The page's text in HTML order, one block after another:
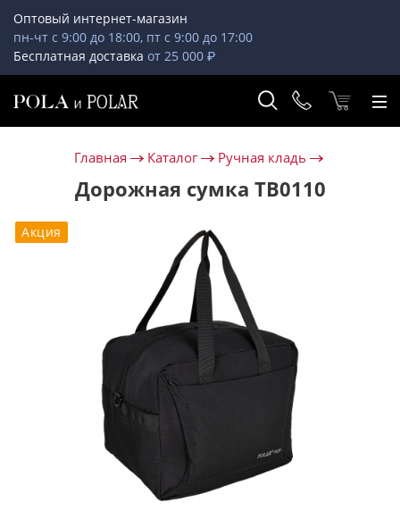
Оптовый интернет-магазин
пн-чт с 9:00 до 18:00, пт с 9:00 до 17:00
Бесплатная доставка от 25 000 ₽
Главная Каталог Ручная кладь
Дорожная сумка ТВ0110
Акция